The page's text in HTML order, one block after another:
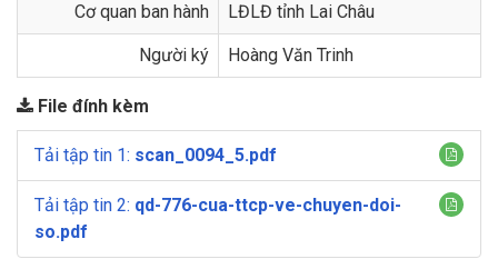
Cơ quan ban hành LĐLĐ tỉnh Lai Châu
Người ký Hoàng Văn Trinh
File đính kèm
Tải tập tin 1: scan_0094_5.pdf
Tải tập tin 2: qd-776-cua-ttcp-ve-chuyen-doi-
so.pdf